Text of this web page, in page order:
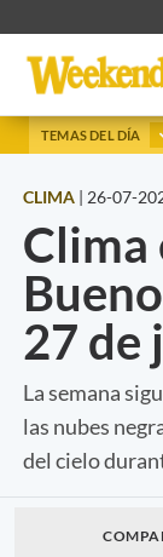
TEMAS DEL DÍA
CLIMA | 26-07-
Clima
27 de
La semana
las nubes
del cielo